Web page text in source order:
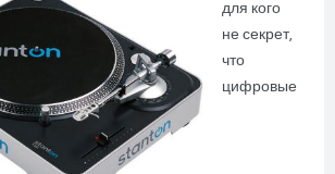
для кого
не секрет,
что
цифровые